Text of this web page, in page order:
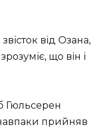
від Озана,
що він і
Гюльсерен
прийняв